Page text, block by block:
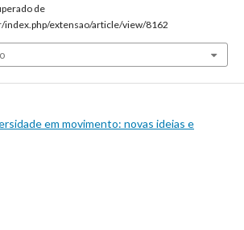
de
index.php/extensao/article/view/8162
em movimento: novas ideias e